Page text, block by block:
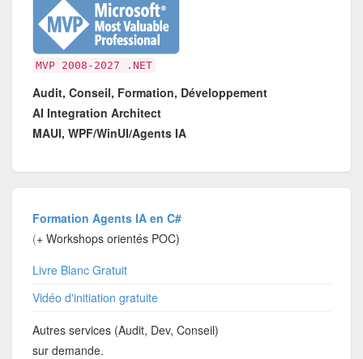
MVP 2008-2027 .NET
Audit, Conseil, Formation, Développement
AI Integration Architect
MAUI, WPF/WinUI/Agents IA
Formation Agents IA en C#
(+ Workshops orientés POC)
Livre Blanc Gratuit
Vidéo d'initiation gratuite
Autres services (Audit, Dev, Conseil)
sur demande.